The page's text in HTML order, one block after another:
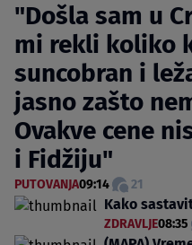
"Došla sam u
mi rekli koliko
suncobran i
jasno zašto
Ovakve cene
i Fidžiju"
PUTOVANJA09:14 21
Kako
ZDRAVLJE08:35